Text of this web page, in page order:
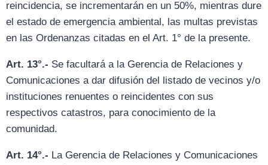
reincidencia, se incrementarán en un 50%, mientras dure
el estado de emergencia ambiental, las multas previstas
en las Ordenanzas citadas en el Art. 1° de la presente.
Art. 13°.- Se facultará a la Gerencia de Relaciones y
Comunicaciones a dar difusión del listado de vecinos y/o
instituciones renuentes o reincidentes con sus
respectivos catastros, para conocimiento de la
comunidad.
Art. 14°.- La Gerencia de Relaciones y Comunicaciones